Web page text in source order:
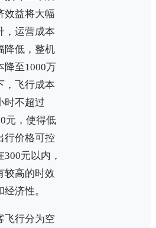
效益将大幅
，运营成本
降低，整机
降至1000万
，飞行成本
时不超过
元，使得低
行价格可控
300元以内，
较高的时效
经济性。
飞行分为空